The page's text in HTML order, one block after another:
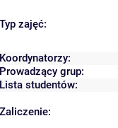
Typ zajęć:
Koordynatorzy:
Prowadzący grup:
Lista studentów:
Zaliczenie: